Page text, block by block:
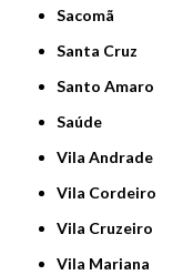
Sacomã
Santa Cruz
Santo Amaro
Saúde
Vila Andrade
Vila Cordeiro
Vila Cruzeiro
Vila Mariana